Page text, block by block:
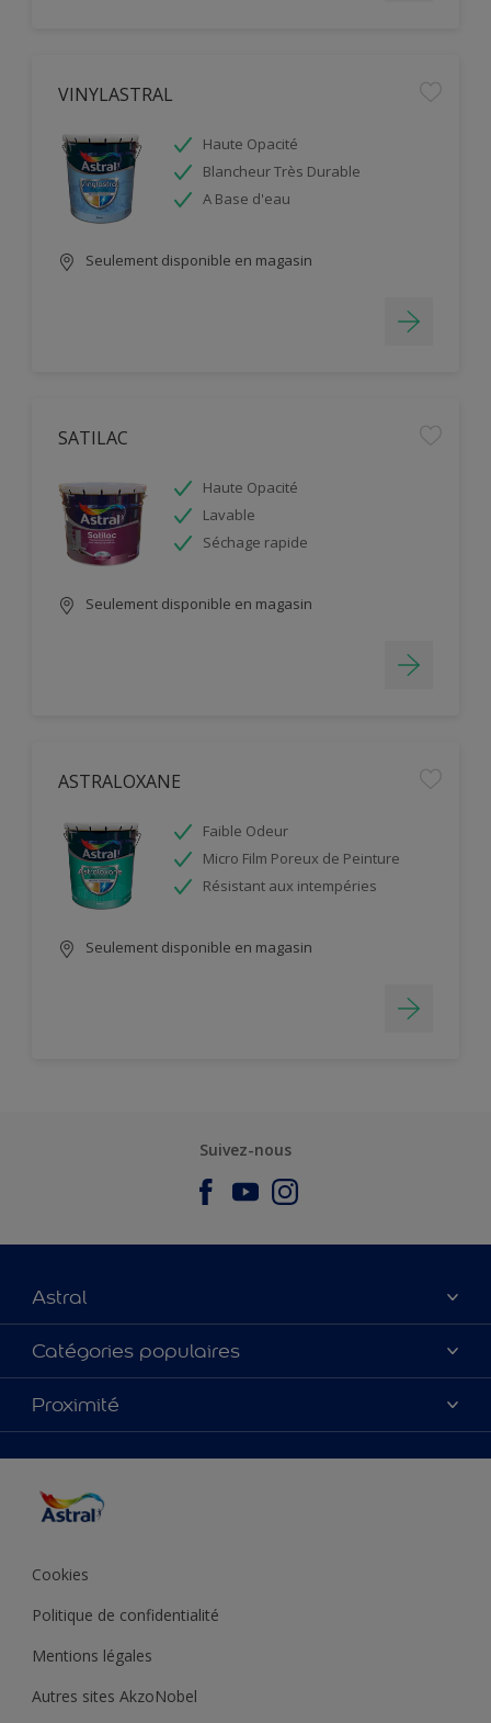
VINYLASTRAL
Haute Opacité
Blancheur Très Durable
A Base d'eau
Seulement disponible en magasin
SATILAC
Haute Opacité
Lavable
Séchage rapide
Seulement disponible en magasin
ASTRALOXANE
Faible Odeur
Micro Film Poreux de Peinture
Résistant aux intempéries
Seulement disponible en magasin
Suivez-nous
Astral
À propos de nous
Nous Contacter
Plan du site
Catégories populaires
Nos couleurs
Produits
Trouver de l’inspiration
Conseils déco
Proximité
Cookies
Politique de confidentialité
Mentions légales
Autres sites AkzoNobel